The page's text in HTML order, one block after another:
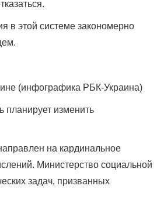
в этой системе закономерно
(инфографика РБК-Украина)
изменить
на кардинальное
Министерство социальной
задач, призванных